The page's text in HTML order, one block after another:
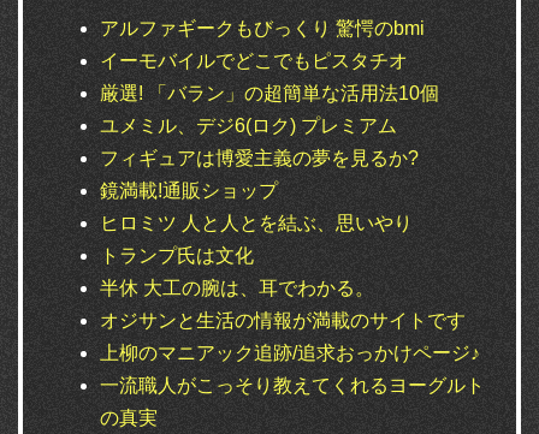
アルファギークもびっくり 驚愕のbmi
イーモバイルでどこでもピスタチオ
厳選! 「バラン」の超簡単な活用法10個
ユメミル、デジ6(ロク) プレミアム
フィギュアは博愛主義の夢を見るか?
鏡満載!通販ショップ
ヒロミツ 人と人とを結ぶ、思いやり
トランプ氏は文化
半休 大工の腕は、耳でわかる。
オジサンと生活の情報が満載のサイトです
上柳のマニアック追跡/追求おっかけページ♪
一流職人がこっそり教えてくれるヨーグルト
の真実